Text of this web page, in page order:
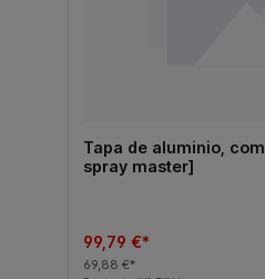
Tapa de aluminio,
spray master]
99,79 €*
69,88 €*